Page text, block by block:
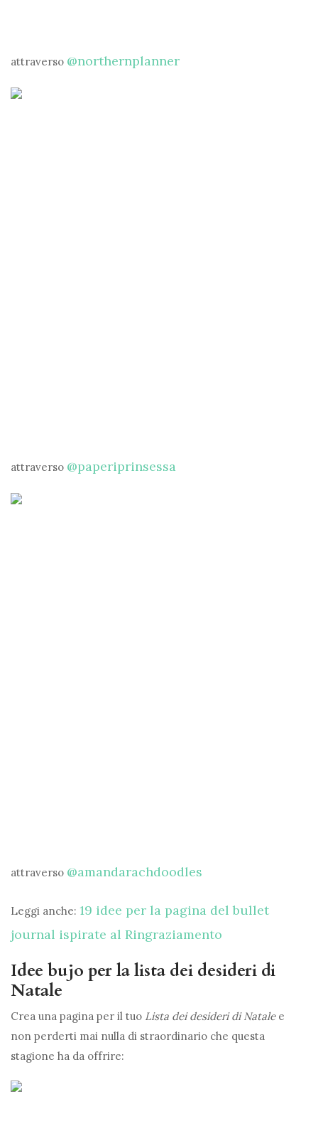
attraverso @northernplanner
attraverso @paperiprinsessa
attraverso @amandarachdoodles
Leggi anche: 19 idee per la pagina del bullet
journal ispirate al Ringraziamento
Idee bujo per la lista dei desideri di
Natale
Crea una pagina per il tuo Lista dei desideri di Natalee
non perderti mai nulla di straordinario che questa
stagione ha da offrire: